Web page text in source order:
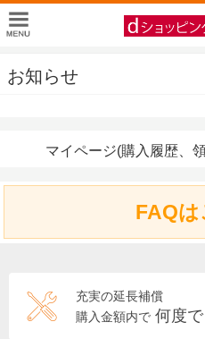
お知らせ
マイページ(購入履歴、
FAQは
充実の延長補償
購入金額内で 何度